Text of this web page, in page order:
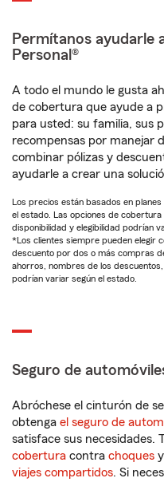
Permítanos ayudarle
Personal®
A todo el mundo le gusta
de cobertura que ayude a
para usted: su familia, sus
recompensas por manejar
combinar pólizas y
ayudarle a crear una
Los precios están basados en
el estado. Las opciones de
disponibilidad y elegibilidad podrían
*Los clientes siempre pueden elegir
descuento por dos o más compras
ahorros, nombres de los
podrían variar según el estado.
Seguro de
Abróchese el cinturón de
obtenga el seguro de
satisface sus necesidades.
cobertura contra choques y
viajes compartidos. Si